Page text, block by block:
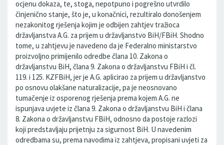
ocjenu dokaza, te, stoga, nepotpuno i pogrešno utvrdilo
činjenično stanje, što je, u konačnici, rezultiralo donošenjem
nezakonitog rješenja kojim je odbijen zahtjev tražioca
državljanstva A.G. za prijem u državljanstvo BiH/FBiH. Shodno
tome, u zahtjevu je navedeno da je Federalno ministarstvo
proizvoljno primijenilo odredbe člana 10. Zakona o
državljanstvu BiH, člana 9. Zakona o državljanstvu FBiH i čl.
119. i 125. KZFBiH, jer je A.G. aplicirao za prijem u državljanstvo
po osnovu olakšane naturalizacije, pa je neosnovano
tumačenje iz osporenog rješenja prema kojem A.G. ne
ispunjava uvjete iz člana 9. Zakona o državljanstvu BiH i člana
8. Zakona o državljanstvu FBiH, odnosno da postoje razlozi
koji predstavljaju prijetnju za sigurnost BiH. U navedenim
odredbama su, prema navodima iz zahtjeva, propisani uvjeti za